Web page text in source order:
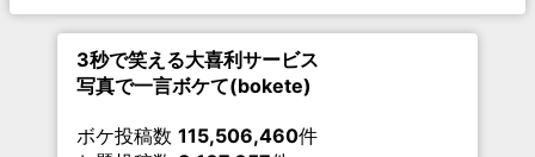
3秒で笑える大喜利サービス
写真で一言ボケて(bokete)
ボケ投稿数 115,506,460件